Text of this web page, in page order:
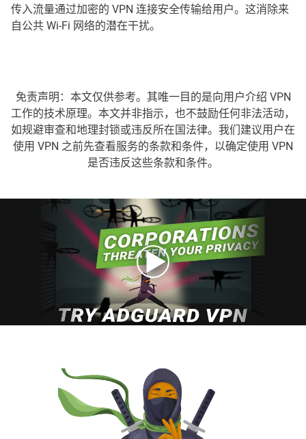
传入流量通过加密的 VPN 连接安全传输给用户。这消除来
自公共 Wi-Fi 网络的潜在干扰。
免责声明：本文仅供参考。其唯一目的是向用户介绍 VPN
工作的技术原理。本文并非指示，也不鼓励任何非法活动，
如规避审查和地理封锁或违反所在国法律。我们建议用户在
使用 VPN 之前先查看服务的条款和条件，以确定使用 VPN
是否违反这些条款和条件。